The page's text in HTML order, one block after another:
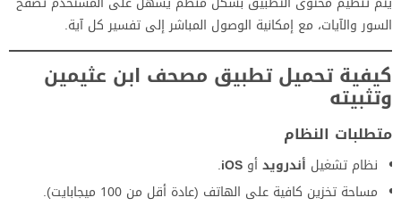
السور والآيات، مع إمكانية الوصول المباشر إلى تفسير كل آية.
كيفية تحميل تطبيق مصحف ابن عثيمين
وتثبيته
متطلبات النظام
نظام تشغيل أندرويدأو iOS
.
مساحة تخزين كافية على الهاتف (عادة أقل من 100 ميجابايت).